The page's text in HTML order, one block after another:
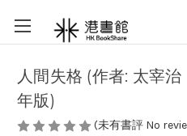
人間失格 (作者: 太宰
年版)
(未有書評 No